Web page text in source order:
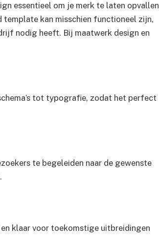
essentieel om je merk te laten opvallen
kan misschien functioneel zijn,
nodig heeft. Bij maatwerk design en
tot typografie, zodat het perfect
te begeleiden naar de gewenste
klaar voor toekomstige uitbreidingen